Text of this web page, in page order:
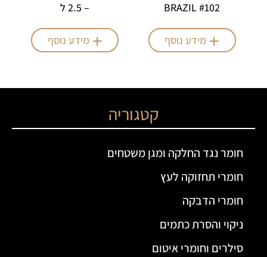
#102 BRAZIL
מידע נוסף
– 2.5 ל
מידע נוסף
קטגוריה
חומר נגד החלקה ומגן משטחים
חומרי תחזוקה לעץ
חומרי הדבקה
ניקוי והסרת כתמים
סילרים וחומרי איטום